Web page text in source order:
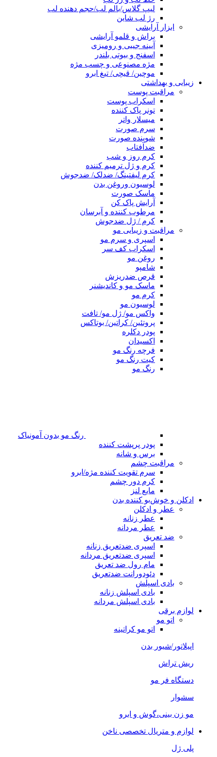
لیپ گلاس/بالم لب/حجم دهنده لب
رژ لب شاین
ابزار آرایشی
براش و قلمو آرایشی
آیینه جیبی و رومیزی
اسفنج و بیوتی بلندر
مژه مصنوعی و چسب مژه
موچین/ قیچی/ تیغ ابرو
زیبایی و بهداشتی
مراقبت پوست
اسکراب پوست
تونر پاک کننده
میسلار واتر
سرم صورت
شوینده صورت
ضدآفتاب
کرم روز و شب
کرم و ژل ترمیم کننده
کرم لیفتینگ/ ضدلک/ ضدجوش
لوسیون وروغن بدن
ماسک صورت
آرایش پاک کن
مرطوب کننده و آبرسان
کرم / ژل ضدجوش
مراقبت و زیبایی مو
اسپری و سرم مو
اسکراب کف سر
روغن مو
شامپو
قرص ضدریزش
ماسک مو و کاندیشنر
کرم مو
لوسیون مو
واکس مو/ ژل مو/ تافت
پروتئین/ کراتین/ بوتاکس
پودر دکلره
اکسیدان
فرچه رنگ مو
کیت رنگ مو
رنگ مو
رنگ مو بدون آمونیاک
پودر پرپشت کننده
برس و شانه
مراقبت چشم
سرم تقویت کننده مژه/ابرو
کرم دور چشم
مایع لنز
ادکلن و خوش‌بو کننده بدن
عطر و ادکلن
عطر زنانه
عطر مردانه
ضد تعریق
اسپری ضدتعریق زنانه
اسپری ضدتعریق مردانه
مام رول ضد تعریق
دئودورانت ضدتعریق
بادی اسپلش
بادی اسپلش زنانه
بادی اسپلش مردانه
لوازم برقی
اتو مو
اتو مو کراتینه
اپیلاتور/شیور بدن
ریش تراش
دستگاه فر مو
سشوار
مو زن بینی،گوش و ابرو
لوازم و متریال تخصصی ناخن
پلی ژل